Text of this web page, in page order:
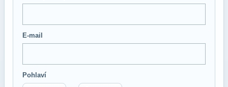
E-mail
Pohlaví